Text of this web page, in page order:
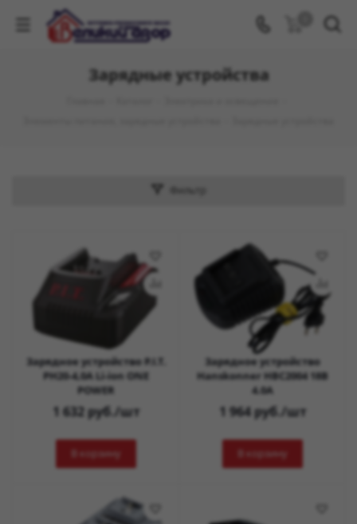
Зарядные устройства
Фильтр
Зарядное устройство P.I.T.
PH20-4,0A Li-ion ONE
POWER
1 632 руб./шт
В корзину
Зарядное устройство
Hanskonner HBC2004 18B
4.0A
1 964руб./шт
В корзину